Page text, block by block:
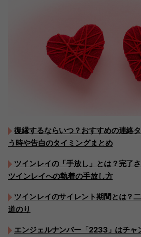
復縁するならいつ？おすすめの連絡
う時や告白のタイミングまとめ
ツインレイの「手放し」とは？完了
ツインレイへの執着の手放し方
ツインレイのサイレント期間とは？
道のり
エンジェルナンバー「2233」はチャ